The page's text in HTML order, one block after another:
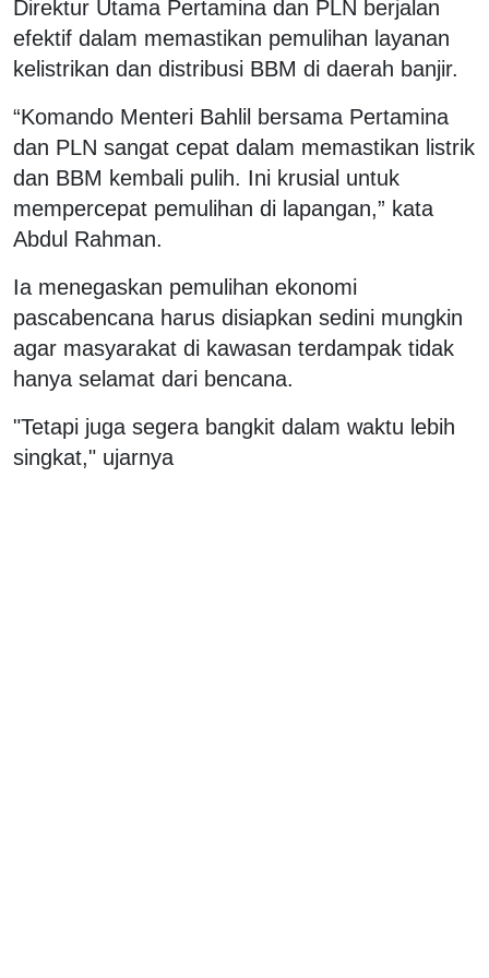
Direktur Utama Pertamina dan PLN berjalan
efektif dalam memastikan pemulihan layanan
kelistrikan dan distribusi BBM di daerah banjir.
“Komando Menteri Bahlil bersama Pertamina
dan PLN sangat cepat dalam memastikan listrik
dan BBM kembali pulih. Ini krusial untuk
mempercepat pemulihan di lapangan,” kata
Abdul Rahman.
Ia menegaskan pemulihan ekonomi
pascabencana harus disiapkan sedini mungkin
agar masyarakat di kawasan terdampak tidak
hanya selamat dari bencana.
"Tetapi juga segera bangkit dalam waktu lebih
singkat," ujarnya